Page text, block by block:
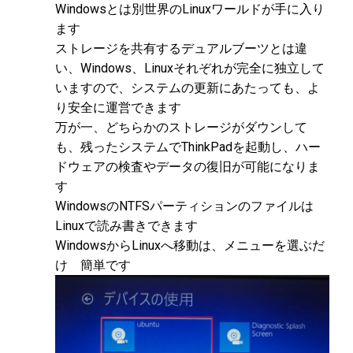
Windowsとは別世界のLinuxワールドが手に入り
ます
ストレージを共有するデュアルブーツとは違
い、Windows、Linuxそれぞれが完全に独立して
いますので、システムの更新にあたっても、よ
り安全に運営できます
万が一、どちらかのストレージがダウンして
も、残ったシステムでThinkPadを起動し、ハー
ドウェアの検査やデータの復旧が可能になりま
す
WindowsのNTFSパーティションのファイルは
Linuxで読み書きできます
WindowsからLinuxへ移動は、メニューを選ぶだ
け 簡単です